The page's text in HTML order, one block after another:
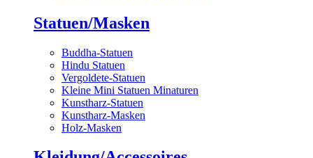
Statuen/Masken
Buddha-Statuen
Hindu Statuen
Vergoldete-Statuen
Kleine Mini Statuen Minaturen
Kunstharz-Statuen
Kunstharz-Masken
Holz-Masken